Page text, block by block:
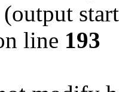
line 193